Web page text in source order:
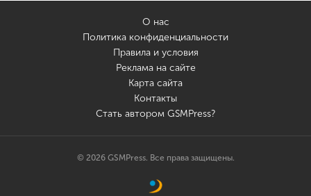
О нас
Политика конфиденциальности
Правила и условия
Реклама на сайте
Карта сайта
Контакты
Стать автором GSMPress?
© 2026 GSMPress. Все права защищены.